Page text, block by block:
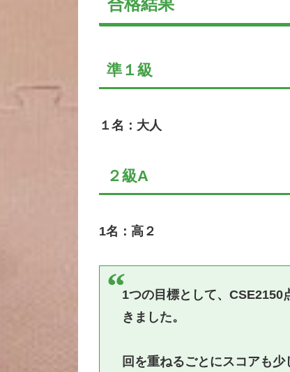
準１級
１名：大人
２級A
1名：高２
1つの目標として、CSE2150
きました。
回を重ねるごとにスコアも